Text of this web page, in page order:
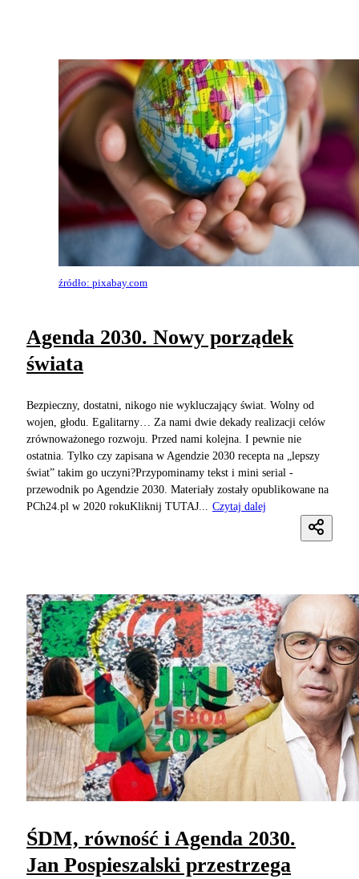
źródło: pixabay.com
Agenda 2030. Nowy porządek
świata
Bezpieczny, dostatni, nikogo nie wykluczający świat. Wolny od
wojen, głodu. Egalitarny… Za nami dwie dekady realizacji celów
zrównoważonego rozwoju. Przed nami kolejna. I pewnie nie
ostatnia. Tylko czy zapisana w Agendzie 2030 recepta na „lepszy
świat” takim go uczyni?Przypominamy tekst i mini serial -
przewodnik po Agendzie 2030. Materiały zostały opublikowane na
PCh24.pl w 2020 rokuKliknij TUTAJ... Czytaj dalej
ŚDM, równość i Agenda 2030.
Jan Pospieszalski przestrzega